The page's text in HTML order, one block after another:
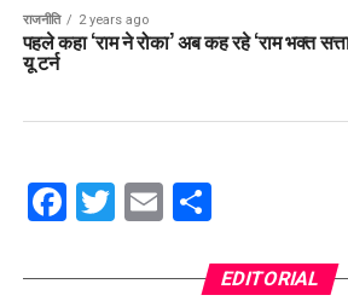
राजनीति 2 years ago
पहले कहा ‘राम ने रोका’ अब कह रहे ‘राम भक्त
यू टर्न
Facebook
Twitter
EmailShare
EDITORIAL